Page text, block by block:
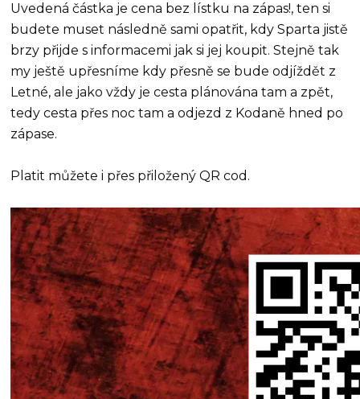
Uvedená částka je cena bez lístku na zápas!, ten si
budete muset následně sami opatřit, kdy Sparta jistě
brzy přijde s informacemi jak si jej koupit. Stejně tak
my ještě upřesníme kdy přesně se bude odjíždět z
Letné, ale jako vždy je cesta plánována tam a zpět,
tedy cesta přes noc tam a odjezd z Kodaně hned po
zápase.
Platit můžete i přes přiložený QR cod.